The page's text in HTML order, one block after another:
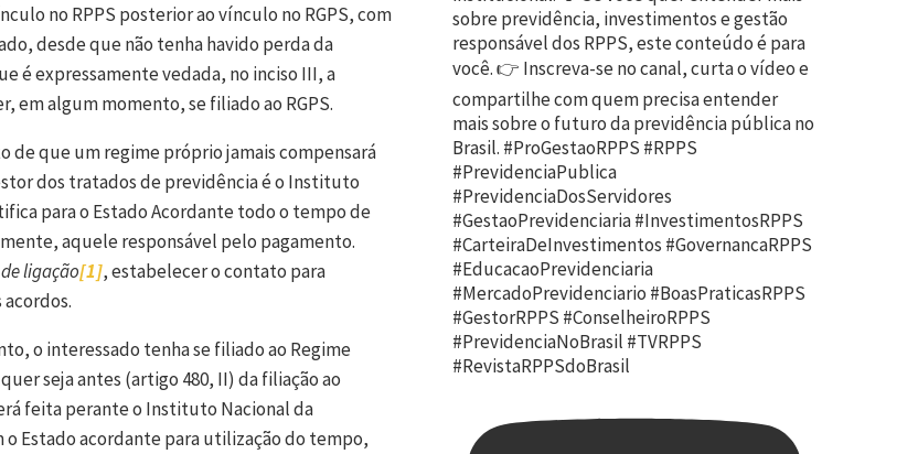
no RPPS posterior ao vínculo no RGPS, com
desde que não tenha havido perda da
é expressamente vedada, no inciso III, a
em algum momento, se filiado ao RGPS.
de que um regime próprio jamais compensará
dos tratados de previdência é o Instituto
para o Estado Acordante todo o tempo de
aquele responsável pelo pagamento.
ligação[1], estabelecer o contato para
o interessado tenha se filiado ao Regime
seja antes (artigo 480, II) da filiação ao
feita perante o Instituto Nacional da
Estado acordante para utilização do tempo,